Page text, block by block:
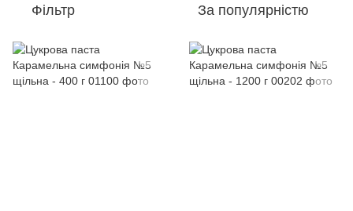
Фільтр За популярністю